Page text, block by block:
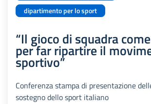
dipartimento per lo sport
“Il gioco di squadra
per far ripartire il
sportivo”
Conferenza stampa di presentazione
sostegno dello sport italiano